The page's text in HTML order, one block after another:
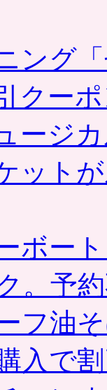
ング
クー
ージ
ット
ボー
。予
フ油
入で